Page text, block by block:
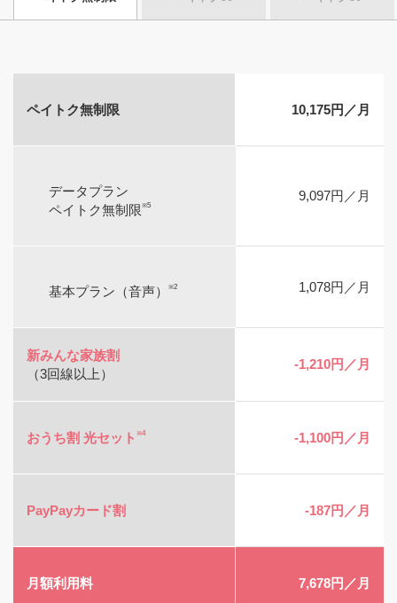
ペイトク無制限 10,175円／月
データプラン
ペイトク無制限※5
9,097円／月
基本プラン（音声） ※2 1,078円／月
新みんな家族割
（3回線以上）
-1,210円／月
おうち割 光セット ※4 -1,100円／月
PayPayカード割 -187円／月
月額利用料 7,678円／月